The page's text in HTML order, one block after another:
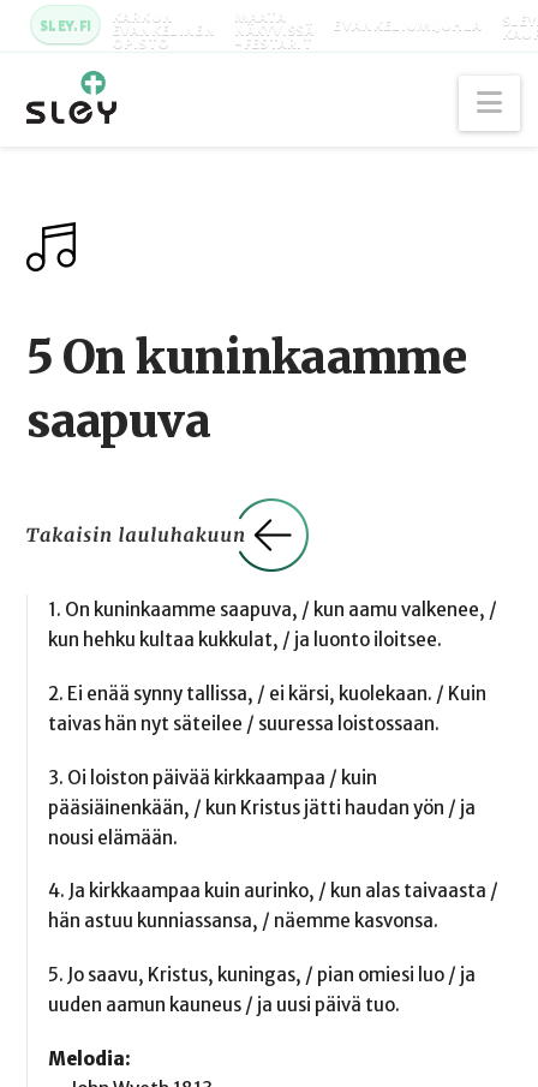
SLEY.FI KARKUN
EVANKELINEN
OPISTO
MAATA
NÄKYVISSÄ
-FESTARIT
EVANKELIUMIJUHLA
5 On kuninkaamme
saapuva
1. On kuninkaamme saapuva, / kun aamu valkenee, /
kun hehku kultaa kukkulat, / ja luonto iloitsee.
2. Ei enää synny tallissa, / ei kärsi, kuolekaan. / Kuin
taivas hän nyt säteilee / suuressa loistossaan.
3. Oi loiston päivää kirkkaampaa / kuin
pääsiäinenkään, / kun Kristus jätti haudan yön / ja
nousi elämään.
4. Ja kirkkaampaa kuin aurinko, / kun alas taivaasta /
hän astuu kunniassansa, / näemme kasvonsa.
5. Jo saavu, Kristus, kuningas, / pian omiesi luo / ja
uuden aamun kauneus / ja uusi päivä tuo.
Melodia: